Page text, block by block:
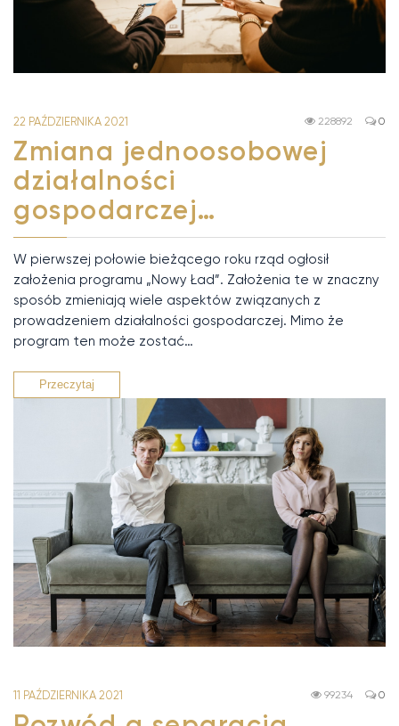
22 PAŹDZIERNIKA 2021 0
228892
Zmiana jednoosobowej
działalności
gospodarczej…
W pierwszej połowie bieżącego roku rząd ogłosił
założenia programu „Nowy Ład”. Założenia te w znaczny
sposób zmieniają wiele aspektów związanych z
prowadzeniem działalności gospodarczej. Mimo że
program ten może zostać…
Przeczytaj
11 PAŹDZIERNIKA 2021 0
99234